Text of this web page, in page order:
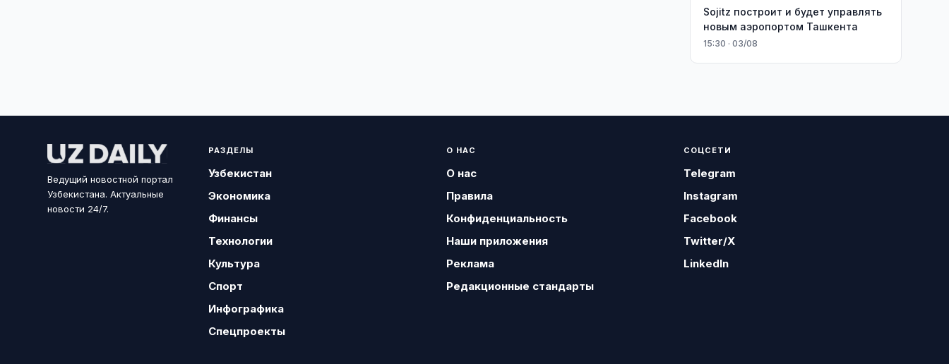
Sojitz построит и будет управлять
новым аэропортом Ташкента
15:30 · 03/08
Ведущий новостной портал
Узбекистана. Актуальные
новости 24/7.
РАЗДЕЛЫ
Узбекистан
Экономика
Финансы
Технологии
Культура
Спорт
Инфографика
Спецпроекты
О НАС
О нас
Правила
Конфиденциальность
Наши приложения
Реклама
Редакционные стандарты
СОЦСЕТИ
Telegram
Instagram
Facebook
Twitter/X
LinkedIn